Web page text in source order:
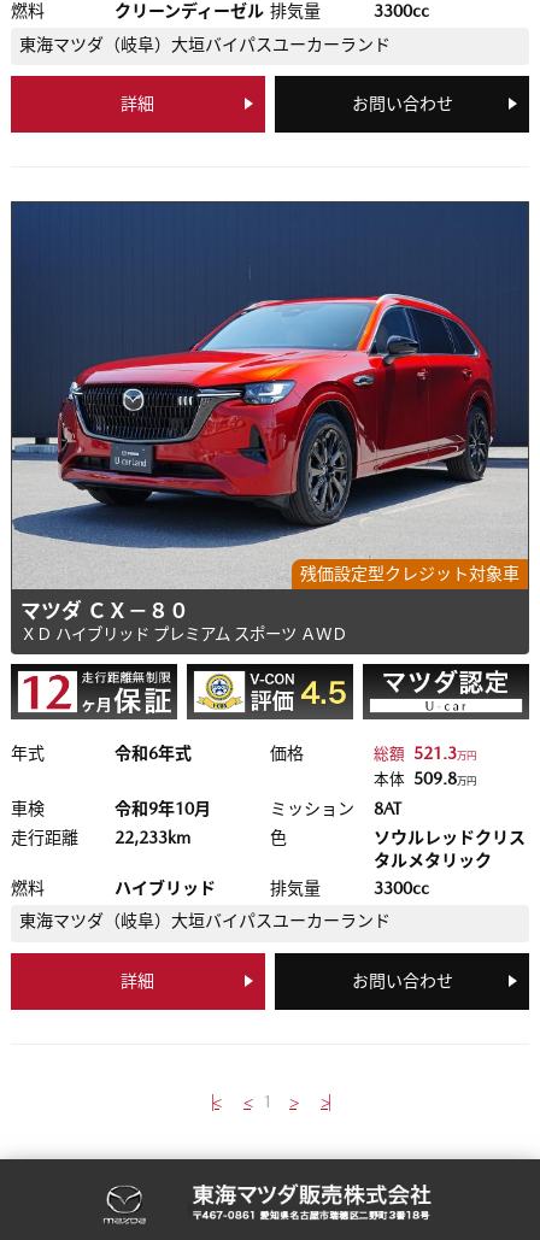
燃料
クリーンディーゼル 排気量
3300cc
東海マツダ（岐阜） 大垣バイパスユーカーランド
詳細 お問い合わせ
残価設定型クレジット対象車
マツダ ＣＸ－８０
ＸＤ ハイブリッド プレミアム スポーツ ＡＷＤ
年式 令和6年式 価格 総額 521.3万円
本体 509.8万円
車検 令和9年10月 ミッション
8AT
走行距離
22,233km 色
ソウルレッドクリス
タルメタリック
燃料
ハイブリッド 排気量
3300cc
東海マツダ（岐阜） 大垣バイパスユーカーランド
詳細 お問い合わせ
|< < 1 > >|